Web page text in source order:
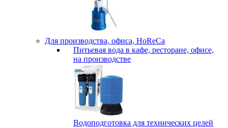
Для производства, офиса, HoReCa
Питьевая вода в кафе, ресторане, офисе,
на производстве
Водоподготовка для технических целей